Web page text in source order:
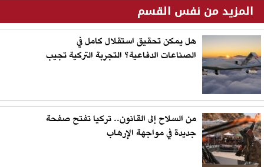
المزيد من نفس القسم
هل يمكن تحقيق استقلال كامل في
الصناعات الدفاعية؟ التجربة التركية تجيب
من السلاح إلى القانون.. تركيا تفتح صفحة
جديدة في مواجهة الإرهاب